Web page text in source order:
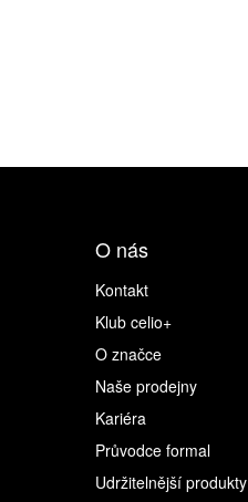
O nás
Kontakt
Klub celio+
O značce
Naše prodejny
Kariéra
Průvodce formal
Udržitelnější produkty